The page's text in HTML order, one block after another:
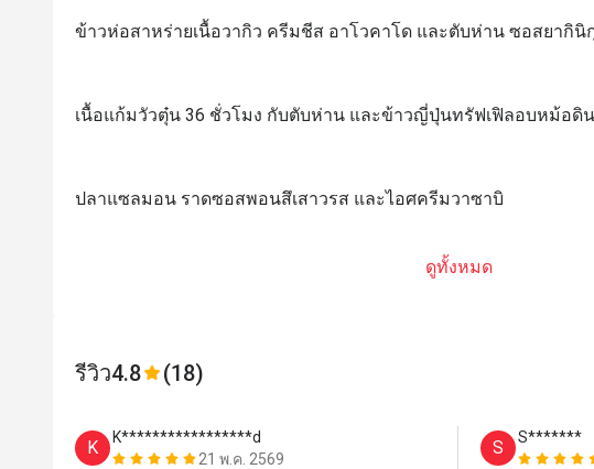
ข้าวห่อสาหร่ายเนื้อวากิว ครีมชีส อาโวคาโด และตับห่าน ซอสยากินิ
เนื้อแก้มวัวตุ๋น 36 ชั่วโมง กับตับห่าน และข้าวญี่ปุ่นทรัฟเฟิลอบหม้อดิน
ปลาแซลมอน ราดซอสพอนสึเสาวรส และไอศครีมวาซาบิ
ดูทั้งหมด
รีวิว4.8 (18)
K
K*****************d
21 พ.ค. 2569
S
S*******